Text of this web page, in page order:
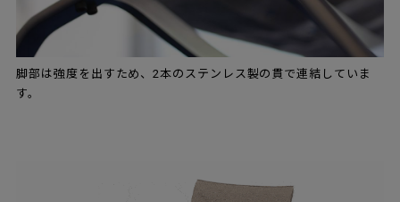
脚部は強度を出すため、2本のステンレス製の貫で連結していま
す。